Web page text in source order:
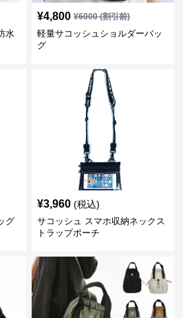
水
¥4,800 ¥6000(割引前)
軽量サコッシュショルダーバッ
グ
グ
¥3,960 (税込)
サコッシュ スマホ収納ネックス
トラップポーチ